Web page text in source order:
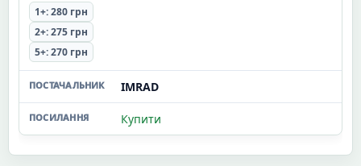
1+: 280 грн
2+: 275 грн
5+: 270 грн
IMRAD
Купити